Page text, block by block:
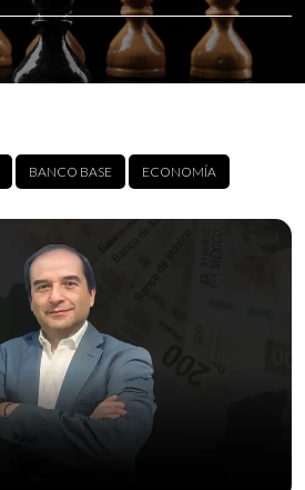
BANCO BASE
ECONOMÍA